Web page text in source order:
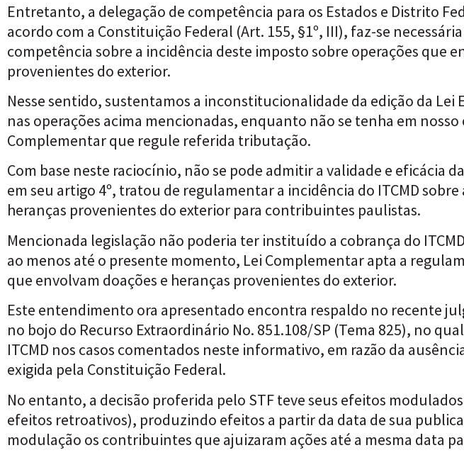
Entretanto, a delegação de competência para os Estados e Distrito
acordo com a Constituição Federal (Art. 155, §1º, III), faz-se
competência sobre a incidência deste imposto sobre operações que
provenientes do exterior.
Nesse sentido, sustentamos a inconstitucionalidade da edição da
nas operações acima mencionadas, enquanto não se tenha em
Complementar que regule referida tributação.
Com base neste raciocínio, não se pode admitir a validade e eficácia
em seu artigo 4º, tratou de regulamentar a incidência do ITCMD
heranças provenientes do exterior para contribuintes paulistas.
Mencionada legislação não poderia ter instituído a cobrança do
ao menos até o presente momento, Lei Complementar apta a
que envolvam doações e heranças provenientes do exterior.
Este entendimento ora apresentado encontra respaldo no recente
no bojo do Recurso Extraordinário No. 851.108/SP (Tema 825), no
ITCMD nos casos comentados neste informativo, em razão da
exigida pela Constituição Federal.
No entanto, a decisão proferida pelo STF teve seus efeitos
efeitos retroativos), produzindo efeitos a partir da data de sua
modulação os contribuintes que ajuizaram ações até a mesma data